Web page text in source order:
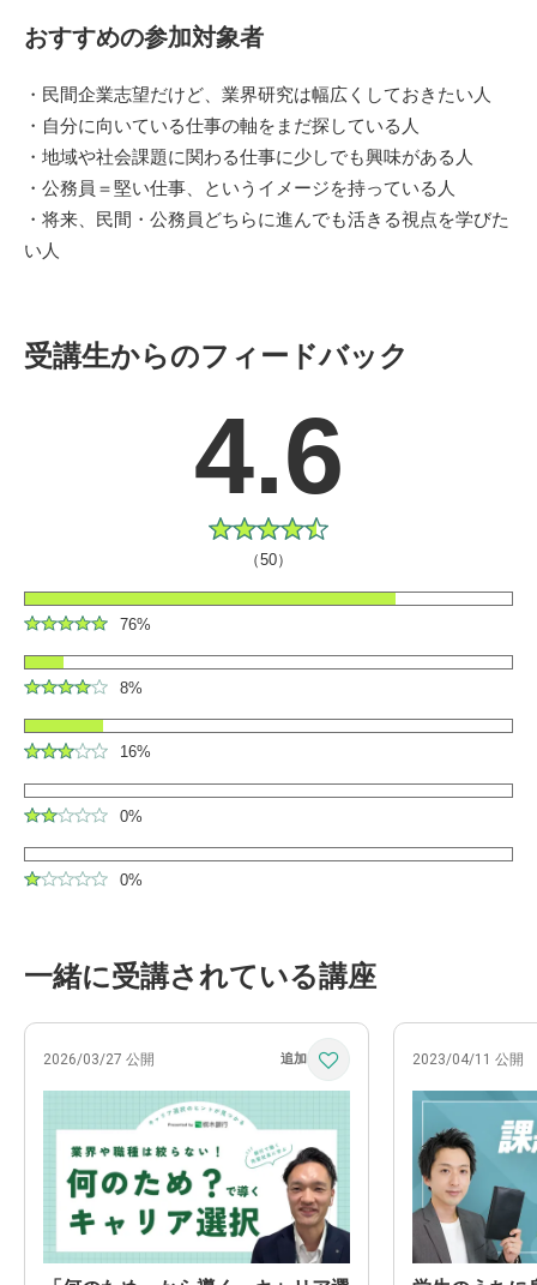
おすすめの参加対象者
・民間企業志望だけど、業界研究は幅広くしておきたい人
・自分に向いている仕事の軸をまだ探している人
・地域や社会課題に関わる仕事に少しでも興味がある人
・公務員＝堅い仕事、というイメージを持っている人
・将来、民間・公務員どちらに進んでも活きる視点を学びた
い人
受講生からのフィードバック
4.6
（50）
76%
8%
16%
0%
0%
一緒に受講されている講座
2026/03/27 公開 2023/04/11 公開